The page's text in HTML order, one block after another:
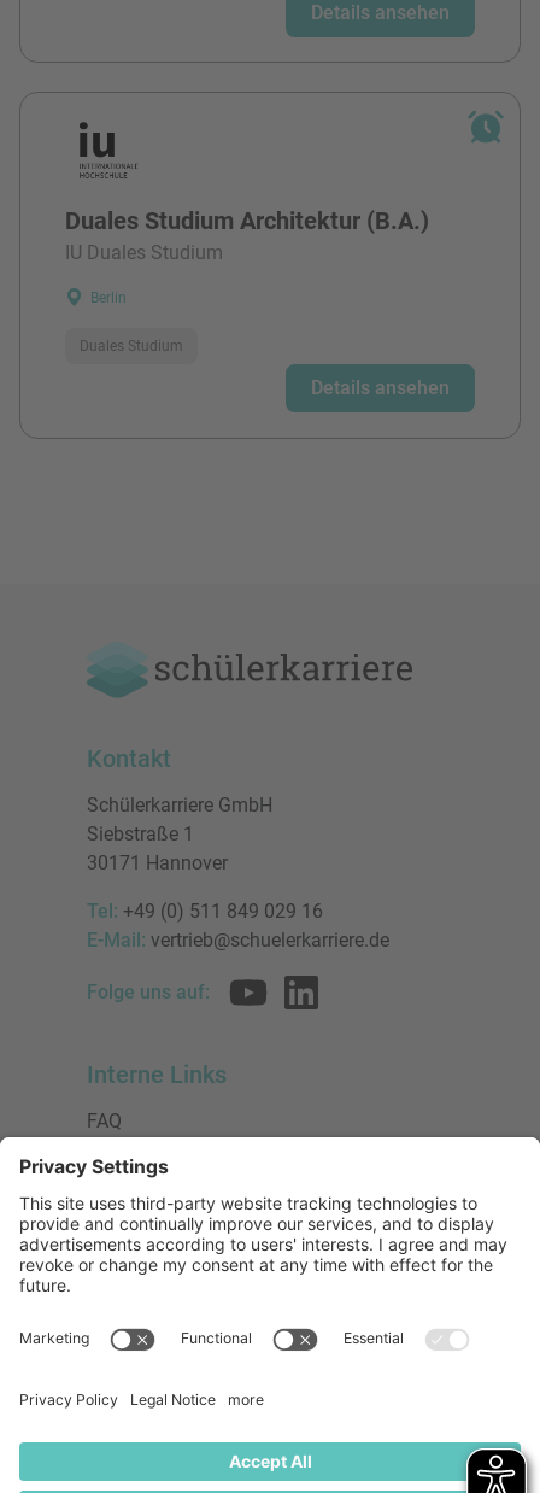
Details ansehen
Duales Studium Architektur (B.A.)
IU Duales Studium
Berlin
Duales Studium
Details ansehen
Kontakt
Schülerkarriere GmbH
Siebstraße 1
30171 Hannover
Tel: +49 (0) 511 849 029 16
E-Mail: vertrieb@schuelerkarriere.de
Folge uns auf:
Interne Links
FAQ
Datenschutzerklärung
Impressum
Presse
Urheberrecht
Mitglied bei:
Die Jungen Unternehmer